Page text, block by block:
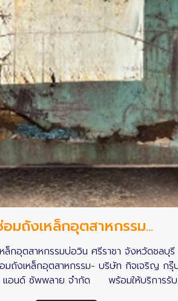
มถังเหล็กอุตสาหกรรม...
ล็กอุตสาหกรรมบ่อวิน ศรีราชา จังหวัดชลบุรี
มถังเหล็กอุตสาหกรรม- บริษัท กิจเจริญ กรุ๊
แอนด์ ซัพพลาย จำกัด พร้อมให้บริการรับ